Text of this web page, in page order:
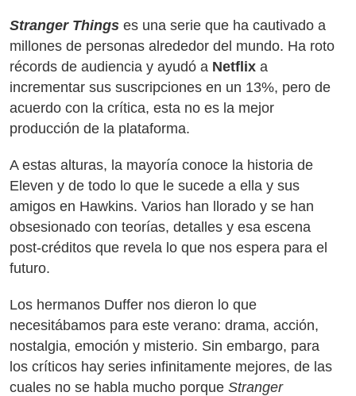
Stranger Things es una serie que ha cautivado a
millones de personas alrededor del mundo. Ha roto
récords de audiencia y ayudó a Netflix a
incrementar sus suscripciones en un 13%, pero de
acuerdo con la crítica, esta no es la mejor
producción de la plataforma.
A estas alturas, la mayoría conoce la historia de
Eleven y de todo lo que le sucede a ella y sus
amigos en Hawkins. Varios han llorado y se han
obsesionado con teorías, detalles y esa escena
post-créditos que revela lo que nos espera para el
futuro.
Los hermanos Duffer nos dieron lo que
necesitábamos para este verano: drama, acción,
nostalgia, emoción y misterio. Sin embargo, para
los críticos hay series infinitamente mejores, de las
cuales no se habla mucho porque Stranger